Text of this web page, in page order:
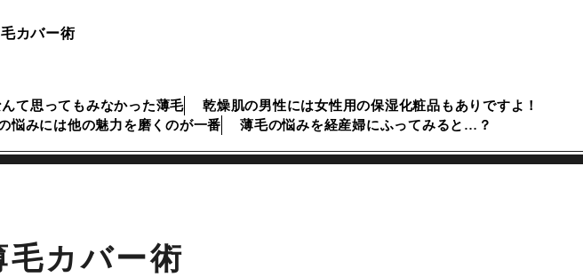
カバー術
て思ってもみなかった薄毛
乾燥肌の男性には女性用の保湿化粧品もありですよ！
悩みには他の魅力を磨くのが一番 薄毛の悩みを経産婦にふってみると…？
カバー術